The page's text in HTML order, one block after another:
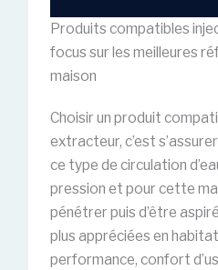
Produits compatibles
focus sur les meilleures
maison
Choisir un produit
extracteur, c’est
ce type de circulation
pression et pour cette
pénétrer puis d’être
plus appréciées en
performance, confort